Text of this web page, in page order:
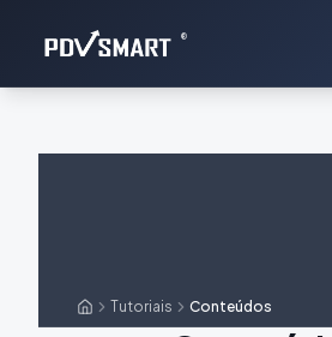
®
Tutoriais Conteúdos